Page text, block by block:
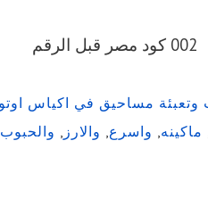
002 كود مصر قبل الرقم
ماكينه واسرع والارز والحبوب